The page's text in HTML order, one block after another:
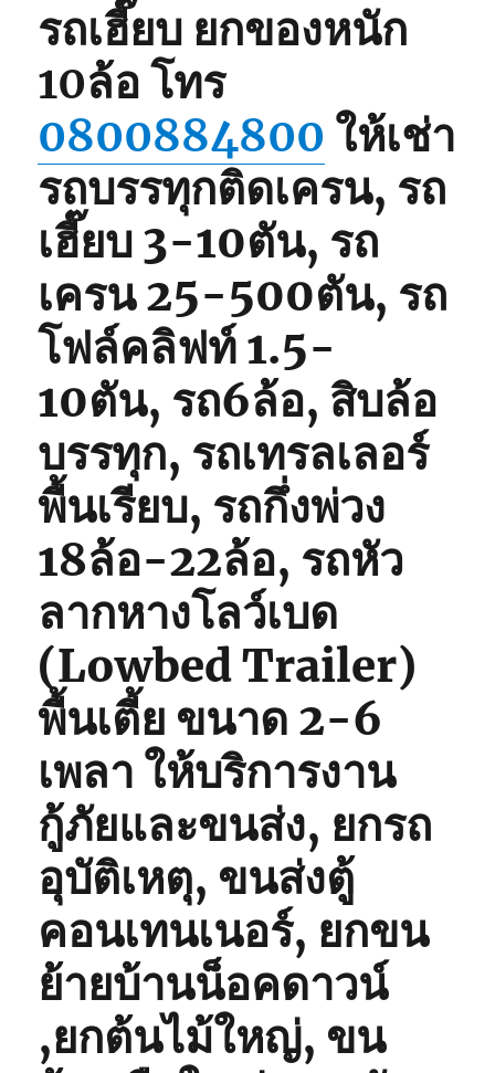
รถเฮี๊ยบ ยกของหนัก
10ล้อ โทร
0800884800 ให้เช่า
รถบรรทุกติดเครน, รถ
เฮี๊ยบ 3-10ตัน, รถ
เครน 25-500ตัน, รถ
โฟล์คลิฟท์ 1.5-
10ตัน, รถ6ล้อ, สิบล้อ
บรรทุก, รถเทรลเลอร์
พื้นเรียบ, รถกึ่งพ่วง
18ล้อ-22ล้อ, รถหัว
ลากหางโลว์เบด
(Lowbed Trailer)
พื้นเตี้ย ขนาด 2-6
เพลา ให้บริการงาน
กู้ภัยและขนส่ง, ยกรถ
อุบัติเหตุ, ขนส่งตู้
คอนเทนเนอร์, ยกขน
ย้ายบ้านน็อคดาวน์
,ยกต้นไม้ใหญ่, ขน